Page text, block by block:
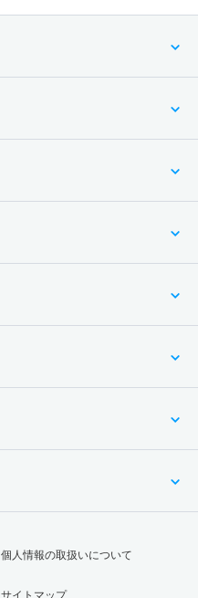
個人情報の取扱いについて
サイトマップ